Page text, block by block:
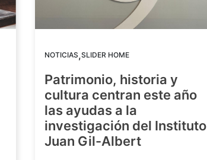
NOTICIAS,SLIDER HOME
Patrimonio, historia y
cultura centran este año
las ayudas a la
investigación del Instituto
Juan Gil-Albert